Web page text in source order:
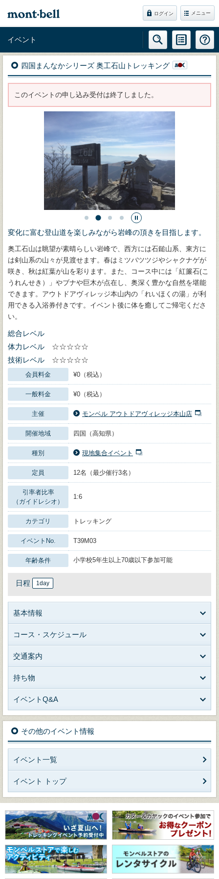
ログイン メニュー
イベント
四国まんなかシリーズ 奥工石山トレッキング
このイベントの申し込み受付は終了しました。
変化に富む登山道を楽しみながら岩峰の頂きを目指します。
奥工石山は眺望が素晴らしい岩峰で、西方には石鎚山系、東方に
は剣山系の山々が見渡せます。春はミツバツツジやシャクナゲが
咲き、秋は紅葉が山を彩ります。また、コース中には「紅簾石(こ
うれんせき）」やブナや巨木が点在し、奥深く豊かな自然を堪能
できます。アウトドアヴィレッジ本山内の「れいほくの湯」が利
用できる入浴券付きです。イベント後に体を癒してご帰宅くださ
い。
総合レベル
体力レベル
☆☆☆☆☆
技術レベル
☆☆☆☆☆
会員料金 ¥0（税込）
一般料金 ¥0（税込）
主催 モンベル アウトドアヴィレッジ本山店
開催地域 四国（高知県）
種別 現地集合イベント
定員 12名（最少催行3名）
引率者比率
（ガイドレシオ）
1:6
カテゴリ トレッキング
イベントNo. T39M03
年齢条件 小学校5年生以上70歳以下参加可能
日程 1day
基本情報
コース・スケジュール
交通案内
持ち物
イベントQ&A
その他のイベント情報
イベント一覧
イベント トップ